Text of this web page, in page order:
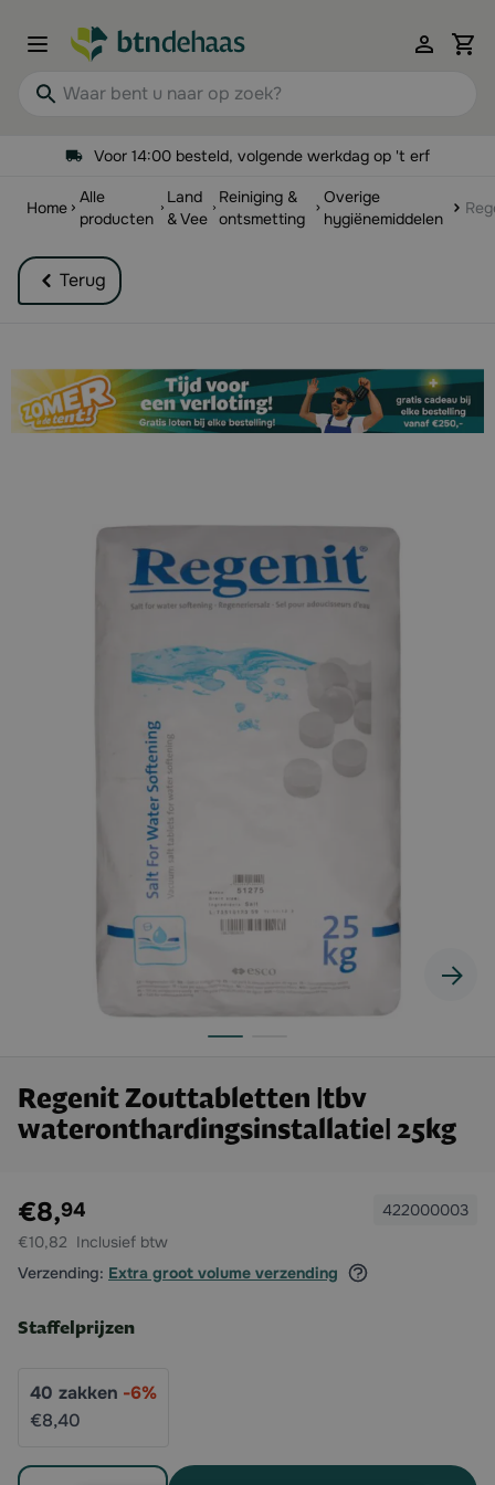
Waar bent u naar op zoek?
Voor 14:00 besteld, volgende werkdag op 't erf
Home
Alle
producten
Land
& Vee
Reiniging &
ontsmetting
Overige
hygiënemiddelen
Terug
Regenit Zouttabletten |tbv
wateronthardingsinstallatie| 25kg
Exclusief btw:
€8,94
€10,82
422000003
Verzending: Extra groot volume verzending
Staffelprijzen
40 zakken -6%
€8,40
Aantal